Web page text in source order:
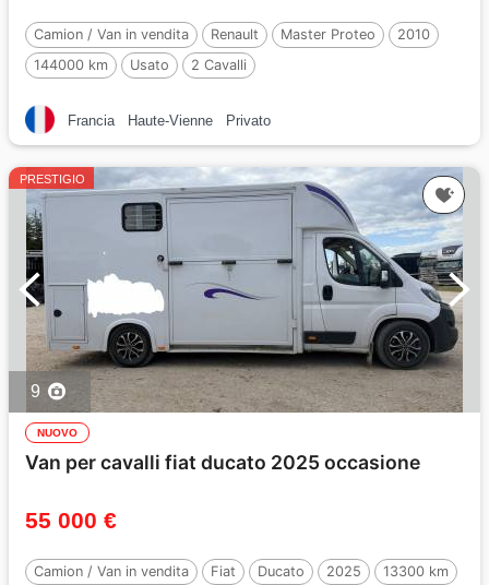
Camion / Van in vendita Renault Master Proteo
2010
144000 km
Usato 2 Cavalli
Francia Haute-Vienne Privato
PRESTIGIO
9
NUOVO
Van per cavalli fiat ducato 2025 occasione
55 000 €
Camion / Van in vendita Fiat Ducato 2025 13300 km